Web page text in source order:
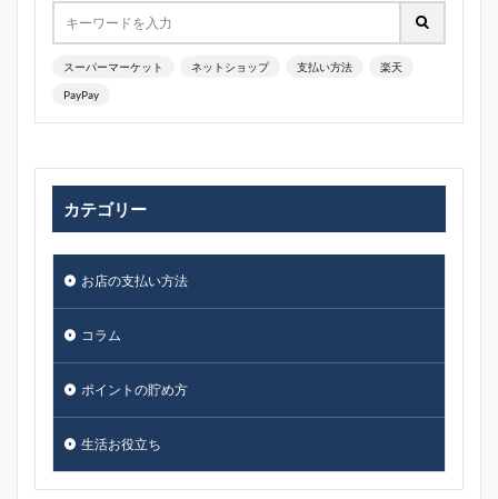
スーパーマーケット ネットショップ 支払い方法 楽天
PayPay
カテゴリー
お店の支払い方法
コラム
ポイントの貯め方
生活お役立ち